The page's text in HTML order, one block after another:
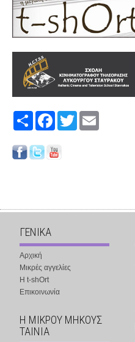
Share FacebookTwitter
ΓΕΝΙΚΑ
Αρχική
Μικρές αγγελίες
Η t-shOrt
Επικοινωνία
Η ΜΙΚΡΟΥ ΜΗΚΟΥΣ
ΤΑΙΝΙΑ